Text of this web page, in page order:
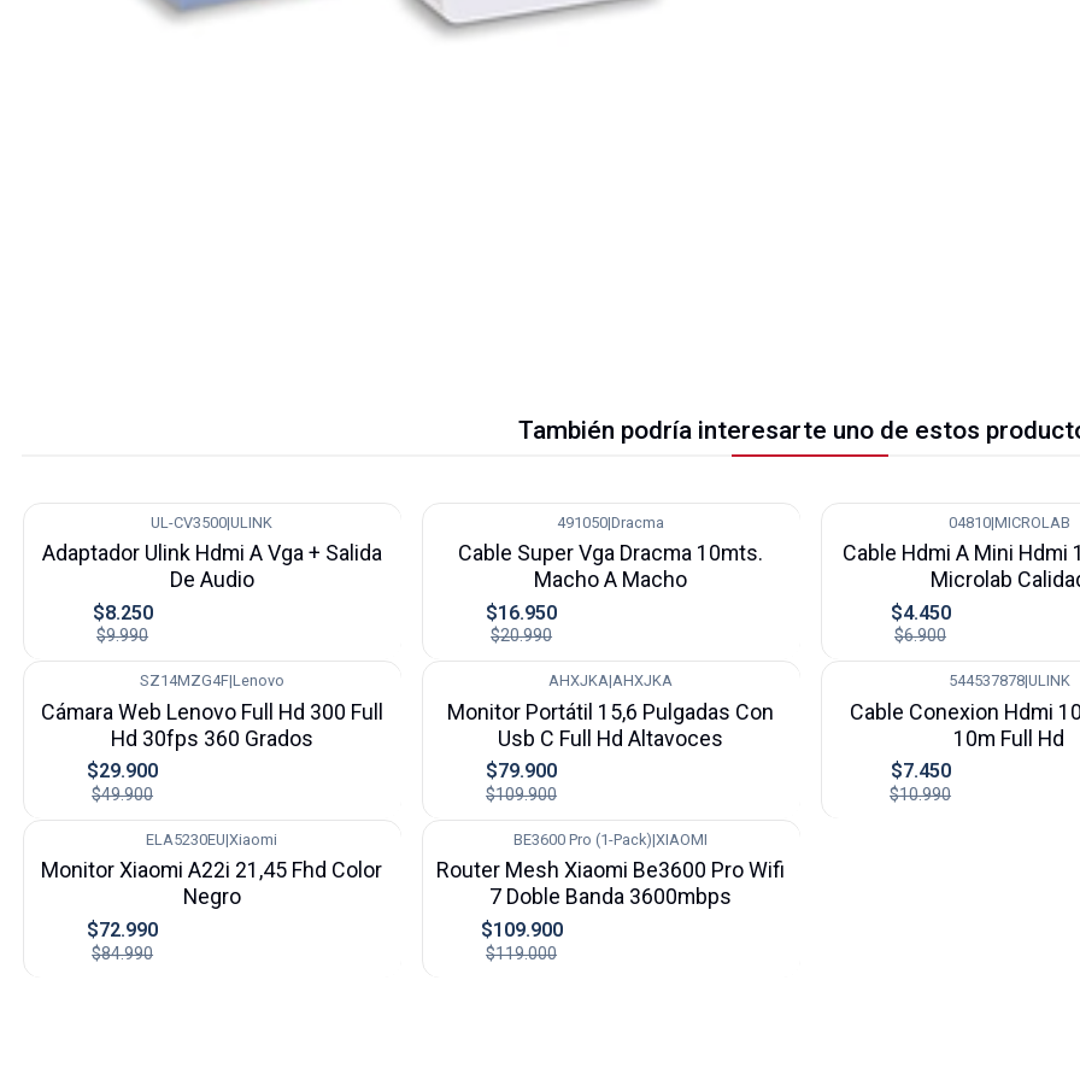
También podría interesarte uno de estos
UL-CV3500|ULINK
Adaptador Ulink Hdmi A Vga + Salida
De Audio
$8.250
$9.990
491050|Dracma
Cable Super Vga Dracma 10mts.
Macho A Macho
$16.950
$20.990
04810|MICROLAB
Cable Hdmi A Mini Hdmi
Microlab
$4.450
$6.900
SZ14MZG4F|Lenovo
Cámara Web Lenovo Full Hd 300 Full
Hd 30fps 360 Grados
$29.900
$49.900
AHXJKA|AHXJKA
Monitor Portátil 15,6 Pulgadas Con
Usb C Full Hd Altavoces
$79.900
$109.900
544537878|ULINK
Cable Conexion Hdmi
10m Full Hd
$7.450
$10.990
ELA5230EU|Xiaomi
Monitor Xiaomi A22i 21,45 Fhd Color
Negro
$72.990
$84.990
BE3600 Pro (1-Pack)|XIAOMI
Router Mesh Xiaomi Be3600 Pro Wifi
7 Doble Banda 3600mbps
$109.900
$119.000